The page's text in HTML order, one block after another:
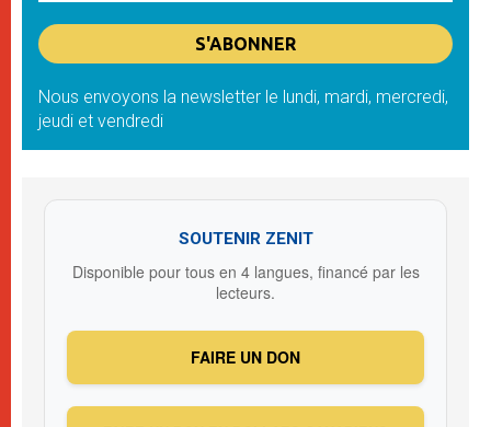
Nous envoyons la newsletter le lundi, mardi, mercredi,
jeudi et vendredi
SOUTENIR ZENIT
Disponible pour tous en 4 langues, financé par les
lecteurs.
FAIRE UN DON